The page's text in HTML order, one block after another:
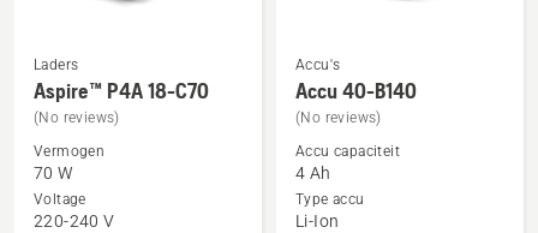
Bekijk
meer
details
over
Aspire™
P4A
Laders
Aspire™ P4A 18-C70
(No reviews)
Vermogen
70 W
Voltage
220-240 V
Bekijk
meer
details
over
Accu
40-
Accu's
Accu 40-B140
(No reviews)
Accu capaciteit
4 Ah
Type accu
Li-Ion